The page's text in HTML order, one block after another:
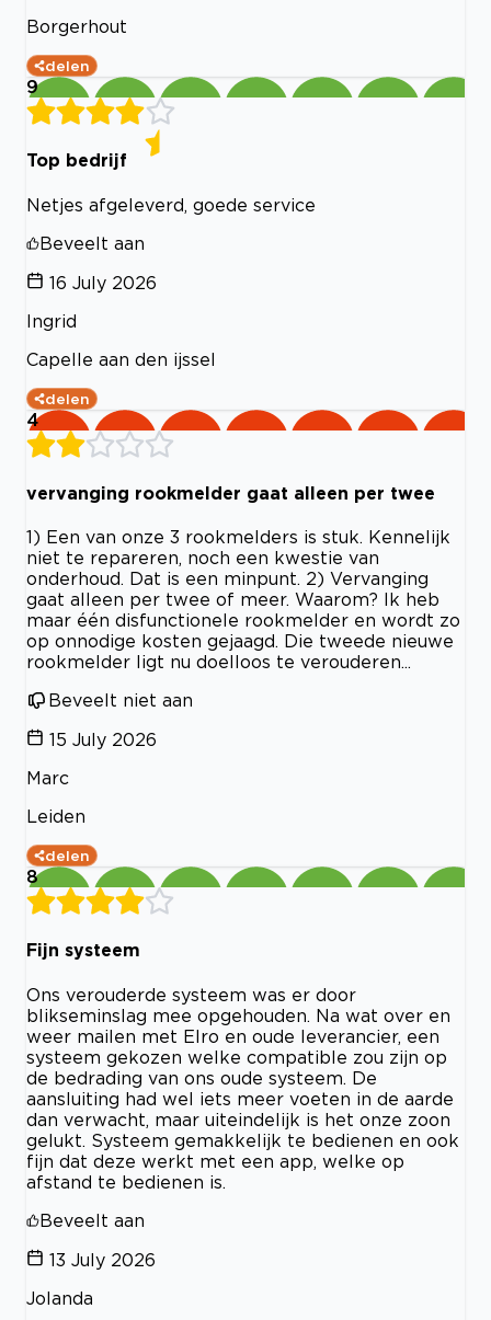
Borgerhout
delen
9
Top bedrijf
Netjes afgeleverd, goede service
Beveelt aan
16 July 2026
Ingrid
Capelle aan den ijssel
delen
4
vervanging rookmelder gaat alleen per twee
1) Een van onze 3 rookmelders is stuk. Kennelijk
niet te repareren, noch een kwestie van
onderhoud. Dat is een minpunt. 2) Vervanging
gaat alleen per twee of meer. Waarom? Ik heb
maar één disfunctionele rookmelder en wordt zo
op onnodige kosten gejaagd. Die tweede nieuwe
rookmelder ligt nu doelloos te verouderen...
Beveelt niet aan
15 July 2026
Marc
Leiden
delen
8
Fijn systeem
Ons verouderde systeem was er door
blikseminslag mee opgehouden. Na wat over en
weer mailen met Elro en oude leverancier, een
systeem gekozen welke compatible zou zijn op
de bedrading van ons oude systeem. De
aansluiting had wel iets meer voeten in de aarde
dan verwacht, maar uiteindelijk is het onze zoon
gelukt. Systeem gemakkelijk te bedienen en ook
fijn dat deze werkt met een app, welke op
afstand te bedienen is.
Beveelt aan
13 July 2026
Jolanda